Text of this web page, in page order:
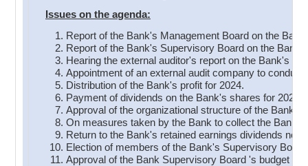
Issues on the agenda:
Report of the Bank's Management Board on the
Report of the Bank's Supervisory Board on the
Hearing the external auditor's report on the Bank's
Appointment of an external audit company to
Distribution of the Bank's profit for 2024.
Payment of dividends on the Bank's shares for 2024.
Approval of the organizational structure of the Bank.
On measures taken by the Bank to collect the Bank's
Return to the Bank's retained earnings dividends
Election of members of the Bank's Supervisory
Approval of the Bank Supervisory Board 's budget for